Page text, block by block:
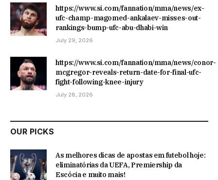
https://www.si.com/fannation/mma/news/ex-
ufc-champ-magomed-ankalaev-misses-out-
rankings-bump-ufc-abu-dhabi-win
July 29, 2026
https://www.si.com/fannation/mma/news/conor-
mcgregor-reveals-return-date-for-final-ufc-
fight-following-knee-injury
July 28, 2026
OUR PICKS
As melhores dicas de apostas em futebol hoje:
eliminatórias da UEFA, Premiership da
Escócia e muito mais!